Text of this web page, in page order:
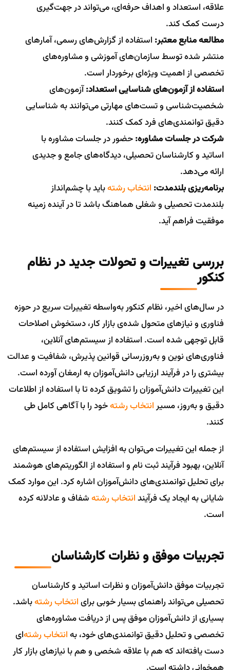
علاقه، استعداد و اهداف حرفه‌ای، می‌تواند در جهت‌گیری
درست کمک کند.
مطالعه منابع معتبر: استفاده از گزارش‌های رسمی، آمارهای
منتشر شده توسط سازمان‌های آموزشی و مشاوره‌های
تخصصی از اهمیت ویژه‌ای برخوردار است.
استفاده از آزمون‌های شناسایی استعداد:آزمون‌های
شخصیت‌شناسی و تست‌های مهارتی می‌توانند به شناسایی
دقیق توانمندی‌های فرد کمک کنند.
شرکت در جلسات مشاوره:حضور در جلسات مشاوره با
اساتید و کارشناسان تحصیلی، دیدگاه‌های جامع و جدیدی
ارائه می‌دهد.
برنامه‌ریزی بلندمدت: انتخاب رشتهباید با چشم‌انداز
بلندمدت تحصیلی و شغلی هماهنگ باشد تا در آینده زمینه
موفقیت فراهم آید.
بررسی تغییرات و تحولات جدید در نظام
کنکور
در سال‌های اخیر، نظام کنکور به‌واسطه تغییرات سریع در حوزه
فناوری و نیازهای متحول شده‌ی بازار کار، دستخوش اصلاحات
قابل توجهی شده است. استفاده از سیستم‌های آنلاین،
فناوری‌های نوین و به‌روزرسانی قوانین پذیرش، شفافیت و عدالت
بیشتری را در فرآیند ارزیابی دانش‌آموزان به ارمغان آورده است.
این تغییرات دانش‌آموزان را تشویق کرده تا با استفاده از اطلاعات
دقیق و به‌روز، مسیرانتخاب رشتهخود را با آگاهی کامل طی
کنند.
از جمله این تغییرات می‌توان به افزایش استفاده از سیستم‌های
آنلاین، بهبود فرآیند ثبت نام و استفاده از الگوریتم‌های هوشمند
برای تحلیل توانمندی‌های دانش‌آموزان اشاره کرد. این موارد کمک
شایانی به ایجاد یک فرآیندانتخاب رشتهشفاف و عادلانه کرده
است.
تجربیات موفق و نظرات کارشناسان
تجربیات موفق دانش‌آموزان و نظرات اساتید و کارشناسان
تحصیلی می‌تواند راهنمای بسیار خوبی برایانتخاب رشتهباشد.
بسیاری از دانش‌آموزان موفق پس از دریافت مشاوره‌های
تخصصی و تحلیل دقیق توانمندی‌های خود، بهانتخاب رشته‌ای
دست یافته‌اند که هم با علاقه شخصی و هم با نیازهای بازار کار